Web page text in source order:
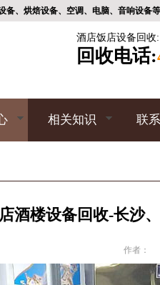
、烘焙设备、空调、电脑、音响设备等
酒店饭店设备回收:
回收电话:
相关知识 联
酒楼设备回收-长沙
作者：